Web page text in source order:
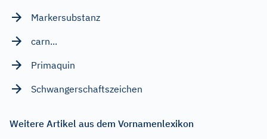
Markersubstanz
carn...
Primaquin
Schwangerschaftszeichen
Weitere Artikel aus dem Vornamenlexikon